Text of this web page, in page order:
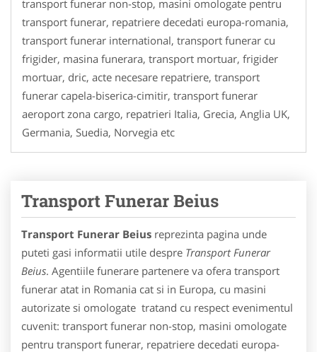
transport funerar non-stop, masini omologate pentru
transport funerar, repatriere decedati europa-romania,
transport funerar international, transport funerar cu
frigider, masina funerara, transport mortuar, frigider
mortuar, dric, acte necesare repatriere, transport
funerar capela-biserica-cimitir, transport funerar
aeroport zona cargo, repatrieri Italia, Grecia, Anglia UK,
Germania, Suedia, Norvegia etc
Transport Funerar Beius
Transport Funerar Beius reprezinta pagina unde
puteti gasi informatii utile despre Transport Funerar
Beius. Agentiile funerare partenere va ofera transport
funerar atat in Romania cat si in Europa, cu masini
autorizate si omologate tratand cu respect evenimentul
cuvenit: transport funerar non-stop, masini omologate
pentru transport funerar, repatriere decedati europa-